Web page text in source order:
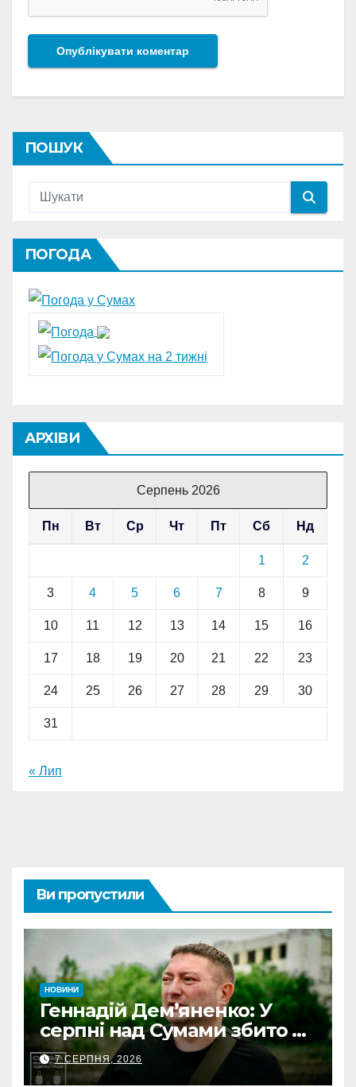
ПОШУК
ПОГОДА
АРХІВИ
Серпень 2026
Пн Вт Ср Чт Пт Сб Нд
1 2
3 4 5 6 7 8 9
10 11 12 13 14 15 16
17 18 19 20 21 22 23
24 25 26 27 28 29 30
31
« Лип
Ви пропустили
НОВИНИ
Геннадій Дем’яненко: У
серпні над Сумами збито 6
КАБів
7 СЕРПНЯ, 2026